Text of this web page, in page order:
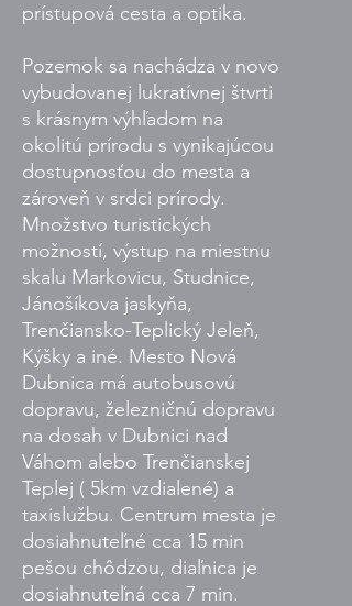
prístupová cesta a optika.
Pozemok sa nachádza v novo
vybudovanej lukratívnej štvrti
s krásnym výhľadom na
okolitú prírodu s vynikajúcou
dostupnosťou do mesta a
zároveň v srdci prírody.
Množstvo turistických
možností, výstup na miestnu
skalu Markovicu, Studnice,
Jánošíkova jaskyňa,
Trenčiansko-Teplický Jeleň,
Kýšky a iné. Mesto Nová
Dubnica má autobusovú
dopravu, železničnú dopravu
na dosah v Dubnici nad
Váhom alebo Trenčianskej
Teplej ( 5km vzdialené) a
taxislužbu. Centrum mesta je
dosiahnuteľné cca 15 min
pešou chôdzou, diaľnica je
dosiahnuteľná cca 7 min.